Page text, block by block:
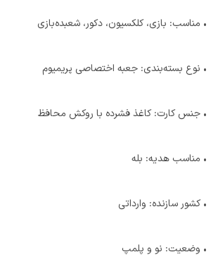
• مناسب: بازی، کلکسیون، دکور، شعبده‌بازی
• نوع بسته‌بندی: جعبه اختصاصی پریمیوم
• جنس کارت: کاغذ فشرده با روکش محافظ
• مناسب هدیه: بله
• کشور سازنده: وارداتی
• وضعیت: نو و پلمپ